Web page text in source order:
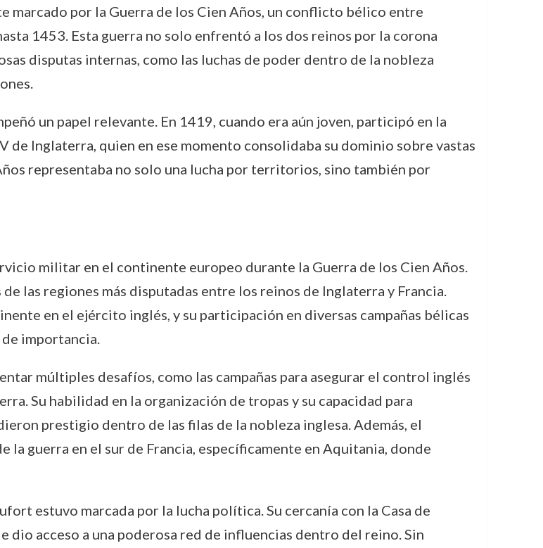
por la Guerra de los Cien Años, un conflicto bélico entre
1453. Esta guerra no solo enfrentó a los dos reinos por la corona
disputas internas, como las luchas de poder dentro de la nobleza
un papel relevante. En 1419, cuando era aún joven, participó en la
de Inglaterra, quien en ese momento consolidaba su dominio sobre vastas
representaba no solo una lucha por territorios, sino también por
militar en el continente europeo durante la Guerra de los Cien Años.
las regiones más disputadas entre los reinos de Inglaterra y Francia.
en el ejército inglés, y su participación en diversas campañas bélicas
importancia.
múltiples desafíos, como las campañas para asegurar el control inglés
Su habilidad en la organización de tropas y su capacidad para
prestigio dentro de las filas de la nobleza inglesa. Además, el
guerra en el sur de Francia, específicamente en Aquitania, donde
estuvo marcada por la lucha política. Su cercanía con la Casa de
dio acceso a una poderosa red de influencias dentro del reino. Sin